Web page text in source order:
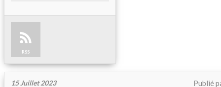
RSS
15 Juillet 2023 Publié